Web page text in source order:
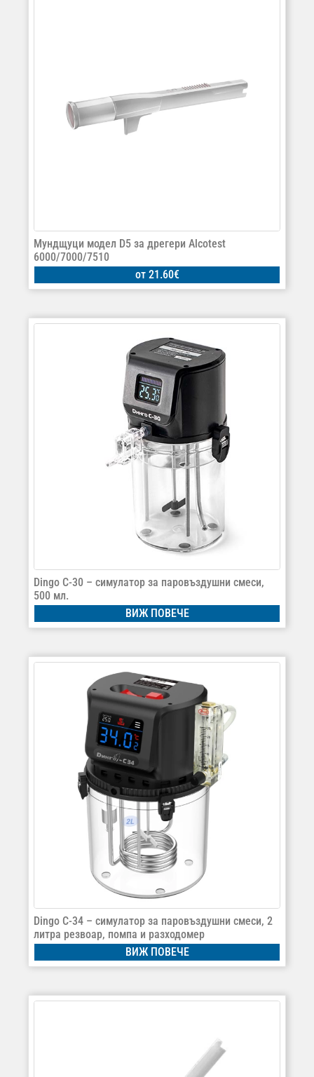
Mундщуци модел D5 за дрегери Alcotest
6000/7000/7510
от 21.60€
Dingo C-30 – симулатор за паровъздушни смеси,
500 мл.
ВИЖ ПОВЕЧЕ
Dingo C-34 – симулатор за паровъздушни смеси, 2
литра резвоар, помпа и разходомер
ВИЖ ПОВЕЧЕ